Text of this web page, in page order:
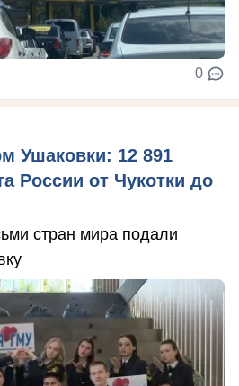
0
Ушаковки: 12 891
России от Чукотки до
стран мира подали